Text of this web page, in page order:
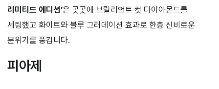
리미티드 에디션’은 곳곳에 브릴리언트 컷 다이아몬드를
세팅했고 화이트와 블루 그러데이션 효과로 한층 신비로운
분위기를 풍깁니다.
피아제